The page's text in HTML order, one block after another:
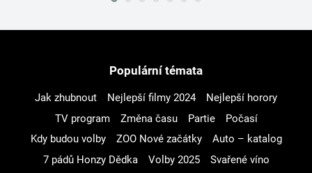
Populární témata
Jak zhubnout Nejlepší filmy 2024
Nejlepší horory
TV program
Změna času Partie
Počasí
Kdy budou volby
ZOO Nové začátky
Auto – katalog
7 pádů Honzy Dědka
Volby 2025
Svařené víno